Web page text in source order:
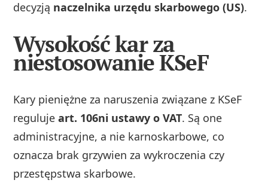
decyzją naczelnika urzędu skarbowego (US).
Wysokość kar za
niestosowanie KSeF
Kary pieniężne za naruszenia związane z KSeF
regulujeart. 106ni ustawy o VAT. Są one
administracyjne, a nie karnoskarbowe, co
oznacza brak grzywien za wykroczenia czy
przestępstwa skarbowe.